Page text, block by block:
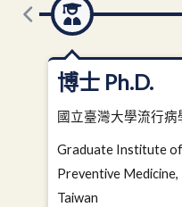
博士 Ph.D.
國立臺灣大學流行
Graduate Institute of
Preventive
Taiwan